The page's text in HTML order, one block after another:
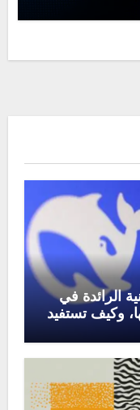
الرائدة في
وكيف تستفيد